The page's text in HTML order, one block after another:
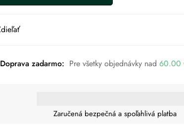
Doprava zadarmo: Pre všetky objednávky nad 60.00
Zaručená bezpečná a spoľahlivá platba